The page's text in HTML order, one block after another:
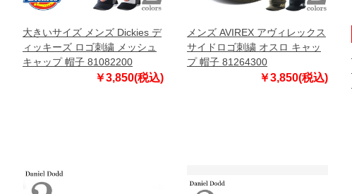
大きいサイズ メンズ Dickies デ
ィッキーズ ロゴ刺繍 メッシュ
キャップ 帽子 81082200
￥3,850(税込)
メンズ AVIREX アヴィレックス
サイドロゴ刺繍 オスロ キャッ
プ 帽子 81264300
￥3,850(税込)